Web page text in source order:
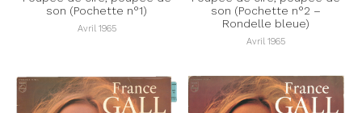
son (Pochette n°1)
Avril 1965
son (Pochette n°2 –
Rondelle bleue)
Avril 1965